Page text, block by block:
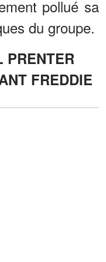
pollué sa
du groupe.
PRENTER
FREDDIE